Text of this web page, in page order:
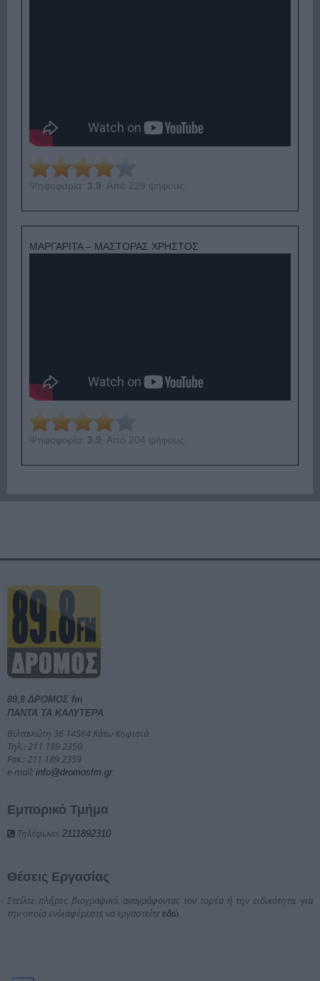
Ψηφοφορία: 3.9 . Από 229 ψήφους.
ΜΑΡΓΑΡΙΤΑ – ΜΑΣΤΟΡΑΣ ΧΡΗΣΤΟΣ
Ψηφοφορία: 3.9 . Από 204 ψήφους.
89,8 ΔΡΟΜΟΣ fm
ΠΑΝΤΑ ΤΑ ΚΑΛΥΤΕΡΑ
Βιλτανιώτη 36 14564 Κάτω Κηφισιά
Τηλ.: 211 189 2350
Fax.: 211 189 2359
e-mail: info@dromosfm.gr
Εμπορικό Τμήμα
Τηλέφωνο: 2111892310
Θέσεις Εργασίας
Στείλτε πλήρες βιογραφικό, αναγράφοντας τον τομέα ή την ειδικότητα, για
την οποία ενδιαφέρεστε να εργαστείτε εδώ.